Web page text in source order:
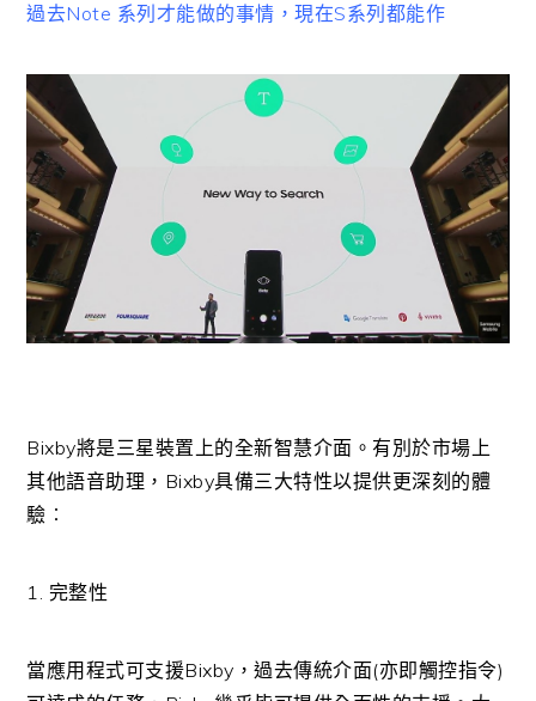
過去Note 系列才能做的事情，現在S系列都能作
Bixby將是三星裝置上的全新智慧介面。有別於市場上
其他語音助理，Bixby具備三大特性以提供更深刻的體
驗︰
1. 完整性
當應用程式可支援Bixby，過去傳統介面(亦即觸控指令)